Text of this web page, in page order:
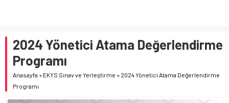
BAKANI MİKANADZE İLE BİR ARAYA GELDİ
MEB OKUL ÖNCESİ EĞİTİM VE İLKÖĞRETİM KURUMLARI
YÖNETMELİĞİ’NDE YAPILAN DEĞİŞİKLİK, RESMÎ GAZETE’DE
YAYIMLANDI
2024 Yönetici Atama Değerlendirme
Programı
Anasayfa » EKYS Sınav ve Yerleştirme » 2024 Yönetici Atama Değerlendirme
Programı